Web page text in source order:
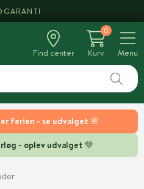
ferien - se udvalget 🌸
- oplev udvalget 💚
DAG
Find center
0
Kurv
Menu